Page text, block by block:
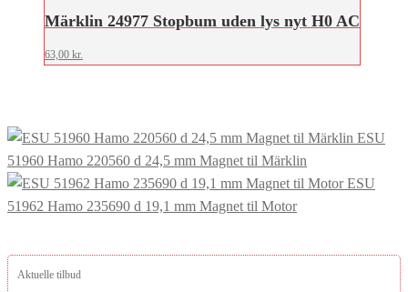
Märklin 24977 Stopbum uden lys nyt H0 AC
63,00 kr.
ESU
51960 Hamo 220560 d 24,5 mm Magnet til Märklin
ESU
51962 Hamo 235690 d 19,1 mm Magnet til Motor
Aktuelle tilbud